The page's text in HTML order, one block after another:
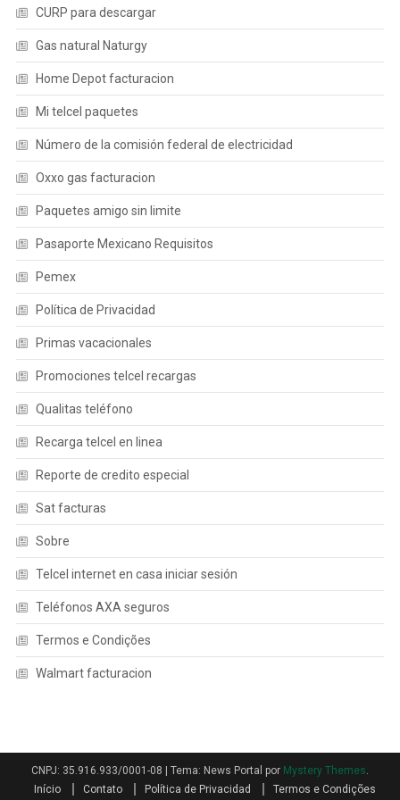
CURP para descargar
Gas natural Naturgy
Home Depot facturacion
Mi telcel paquetes
Número de la comisión federal de electricidad
Oxxo gas facturacion
Paquetes amigo sin limite
Pasaporte Mexicano Requisitos
Pemex
Política de Privacidad
Primas vacacionales
Promociones telcel recargas
Qualitas teléfono
Recarga telcel en linea
Reporte de credito especial
Sat facturas
Sobre
Telcel internet en casa iniciar sesión
Teléfonos AXA seguros
Termos e Condições
Walmart facturacion
CNPJ: 35.916.933/0001-08 Tema: News Portal por Mystery Themes.
Início
Contato Política de Privacidad Termos e Condições